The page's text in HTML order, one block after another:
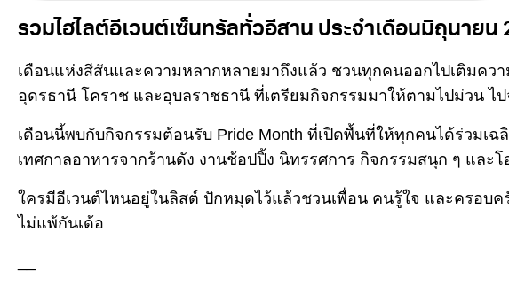
รวมไฮไลต์อีเวนต์เซ็นทรัลทั่วอีสาน ประจำเดือนมิถุนายน
เดือนแห่งสีสันและความหลากหลายมาถึงแล้ว ชวนทุกคนออกไปเติมค
อุดรธานี โคราช และอุบลราชธานี ที่เตรียมกิจกรรมมาให้ตามไปม่วน ไ
เดือนนี้พบกับกิจกรรมต้อนรับ Pride Month ที่เปิดพื้นที่ให้ทุกคนได้ร่วมเ
เทศกาลอาหารจากร้านดัง งานช้อปปิ้ง นิทรรศการ กิจกรรมสนุก ๆ และ
ใครมีอีเวนต์ไหนอยู่ในลิสต์ ปักหมุดไว้แล้วชวนเพื่อน คนรู้ใจ และครอบ
ไม่แพ้กันเด้อ